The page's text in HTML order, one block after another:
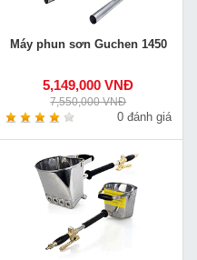
Máy phun sơn Guchen 1450
5,149,000 VNĐ
7,550,000 VNĐ
0 đánh giá